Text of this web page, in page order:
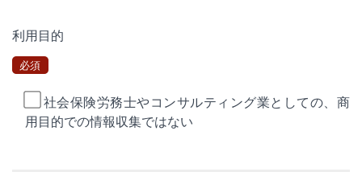
利用目的
必須
社会保険労務士やコンサルティング業としての、商
用目的での情報収集ではない